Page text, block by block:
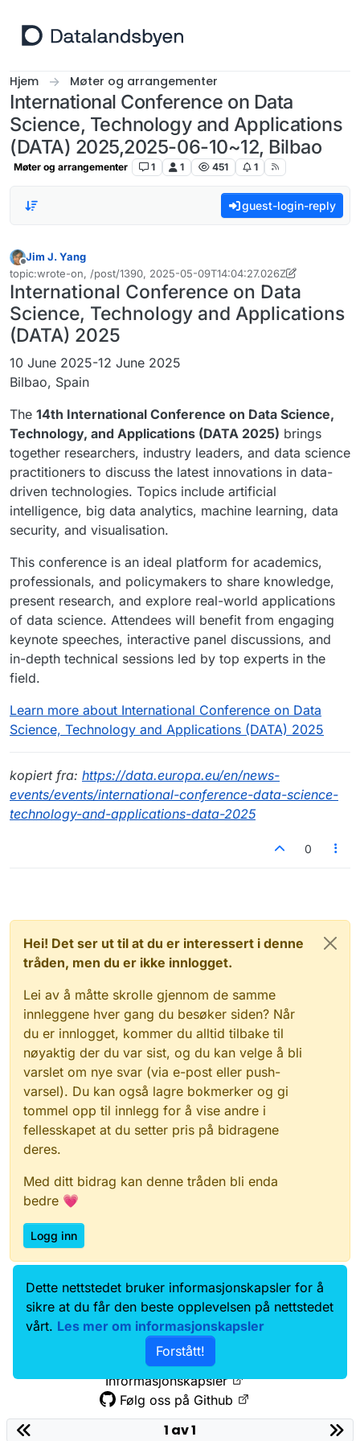
Hjem Møter og arrangementer
International Conference on Data
Science, Technology and Applications
(DATA) 2025,2025-06-10~12, Bilbao
Møter og arrangementer 1 1 451 1
guest-login-reply
Frakoblet
Jim J. Yang
topic:wrote-on, /post/1390, 2025-05-09T14:04:27.026Z
Sist endret av Jim J. Yang
International Conference on Data
Science, Technology and Applications
(DATA) 2025
10 June 2025-12 June 2025
Bilbao, Spain
The 14th International Conference on Data Science,
Technology, and Applications (DATA 2025) brings
together researchers, industry leaders, and data science
practitioners to discuss the latest innovations in data-
driven technologies. Topics include artificial
intelligence, big data analytics, machine learning, data
security, and visualisation.
This conference is an ideal platform for academics,
professionals, and policymakers to share knowledge,
present research, and explore real-world applications
of data science. Attendees will benefit from engaging
keynote speeches, interactive panel discussions, and
in-depth technical sessions led by top experts in the
field.
Learn more about International Conference on Data
Science, Technology and Applications (DATA) 2025
kopiert fra: https://data.europa.eu/en/news-
events/events/international-conference-data-science-
technology-and-applications-data-2025
0
Hei! Det ser ut til at du er interessert i denne
tråden, men du er ikke innlogget.
Lei av å måtte skrolle gjennom de samme
innleggene hver gang du besøker siden? Når
du er innlogget, kommer du alltid tilbake til
nøyaktig der du var sist, og du kan velge å bli
varslet om nye svar (via e-post eller push-
varsel). Du kan også lagre bokmerker og gi
tommel opp til innlegg for å vise andre i
fellesskapet at du setter pris på bidragene
deres.
Med ditt bidrag kan denne tråden bli enda
bedre 💗
Logg inn
Data.norge.no
Kontakt oss
Samtykke og brukervilkår
Tilgjengelighetserklæring
Personvernerklæring
Informasjonskapsler
Følg oss på Github
1 av 1
Dette nettstedet bruker informasjonskapsler for å
sikre at du får den beste opplevelsen på nettstedet
vårt. Les mer om informasjonskapsler
Forstått!